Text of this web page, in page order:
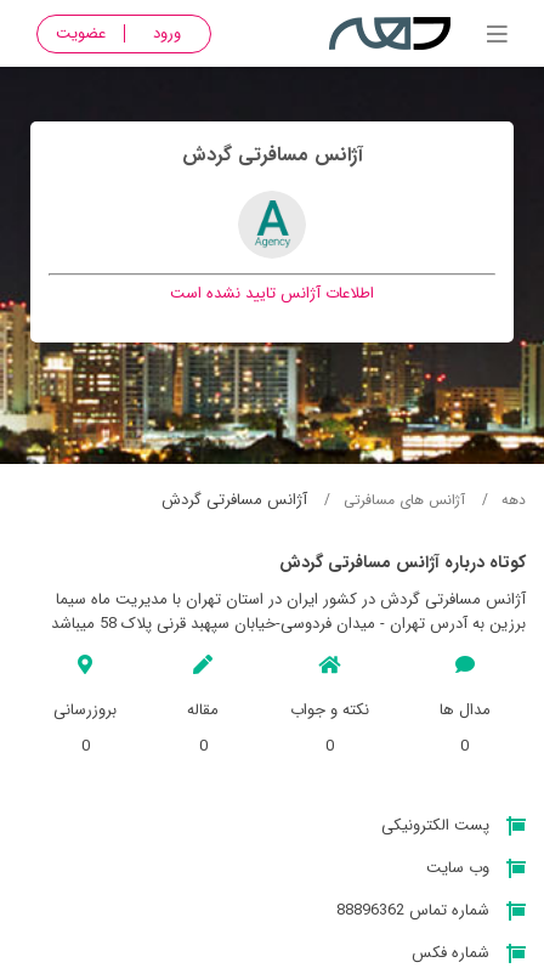
ورود عضویت
آژانس مسافرتی گردش
اطلاعات آژانس تایید نشده است
دهه آژانس های مسافرتی آژانس مسافرتی گردش
کوتاه درباره آژانس مسافرتی گردش
آژانس مسافرتی گردش در کشور ایران در استان تهران با مدیریت ماه سیما
برزین به آدرس تهران - میدان فردوسی-خیابان سپهبد قرنی پلاک 58 میباشد
مدال ها
0
نکته و جواب
0
مقاله
0
بروزرسانی
0
پست الکترونیکی
وب سایت
شماره تماس 88896362
شماره فکس